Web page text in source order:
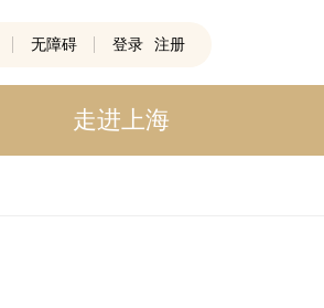
无障碍 登录 注册
走进上海